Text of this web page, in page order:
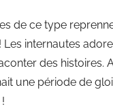
de ce type
internautes
des histoires.
une période de